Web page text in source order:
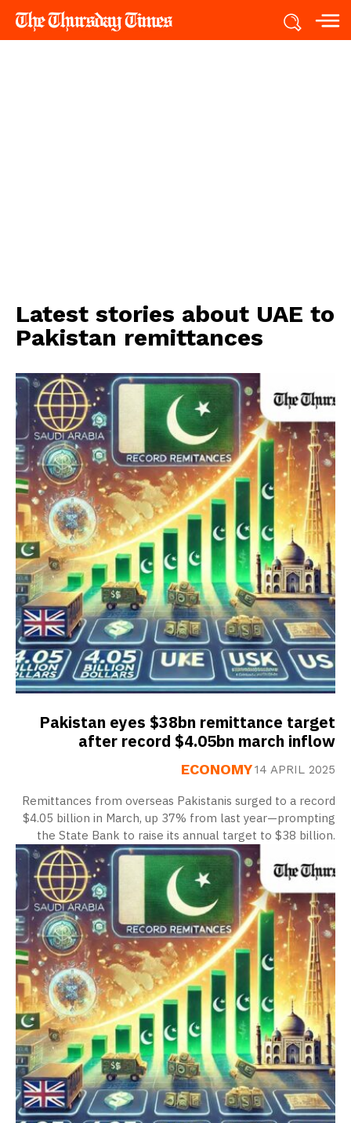
Latest stories about UAE to
Pakistan remittances
Pakistan eyes $38bn remittance target
after record $4.05bn march inflow
ECONOMY14 APRIL 2025
Remittances from overseas Pakistanis surged to a record
$4.05 billion in March, up 37% from last year—prompting
the State Bank to raise its annual target to $38 billion.